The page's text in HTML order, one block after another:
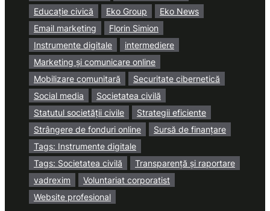
Educație civică
Eko Group
Eko News
Email marketing
Florin Simion
Instrumente digitale
intermediere
Marketing și comunicare online
Mobilizare comunitară
Securitate cibernetică
Social media
Societatea civilă
Statutul societății civile
Strategii eficiente
Strângere de fonduri online
Sursă de finanțare
Tags: Instrumente digitale
Tags: Societatea civilă
Transparență și raportare
vadrexim
Voluntariat corporatist
Website profesional